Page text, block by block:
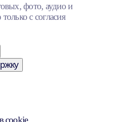
фото, аудио и
с согласия